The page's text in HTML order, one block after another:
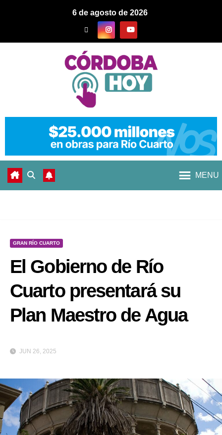
6 de agosto de 2026
MENU
GRAN RÍO CUARTO
El Gobierno de Río
Cuarto presentará su
Plan Maestro de Agua
JUN 26, 2025